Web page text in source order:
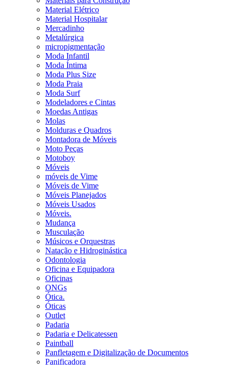
Material Elétrico
Material Hospitalar
Mercadinho
Metalúrgica
micropigmentação
Moda Infantil
Moda Íntima
Moda Plus Size
Moda Praia
Moda Surf
Modeladores e Cintas
Moedas Antigas
Molas
Molduras e Quadros
Montadora de Móveis
Moto Peças
Motoboy
Móveis
móveis de Vime
Móveis de Vime
Móveis Planejados
Móveis Usados
Móveis.
Mudança
Musculação
Músicos e Orquestras
Natação e Hidroginástica
Odontologia
Oficina e Equipadora
Oficinas
ONGs
Ótica.
Óticas
Outlet
Padaria
Padaria e Delicatessen
Paintball
Panfletagem e Digitalização de Documentos
Panificadora